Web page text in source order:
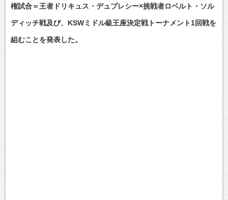
権試合＝王者ドリキュス・デュプレシー×挑戦者ロベルト・ソル
ディッチ戦及び、KSWミドル級王座決定戦トーナメント1回戦を
組むことを発表した。